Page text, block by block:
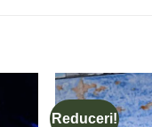
Reduceri!